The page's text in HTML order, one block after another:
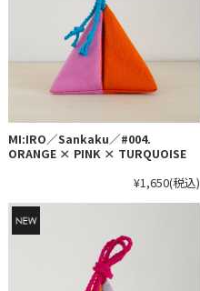
MI:IRO／Sankaku／#004.
ORANGE × PINK × TURQUOISE
¥1,650(税込)